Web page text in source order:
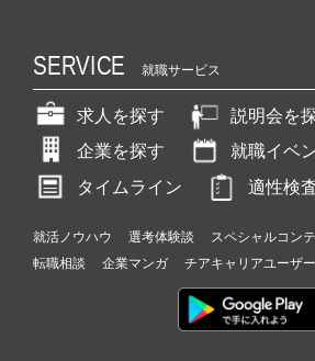
SERVICE 就職サービス
求人を探す
説明会を
企業を探す
就職イベ
タイムライン
適性検
就活ノウハウ 選考体験談 スペシャルコン
転職相談
企業マンガ チアキャリアユーザ